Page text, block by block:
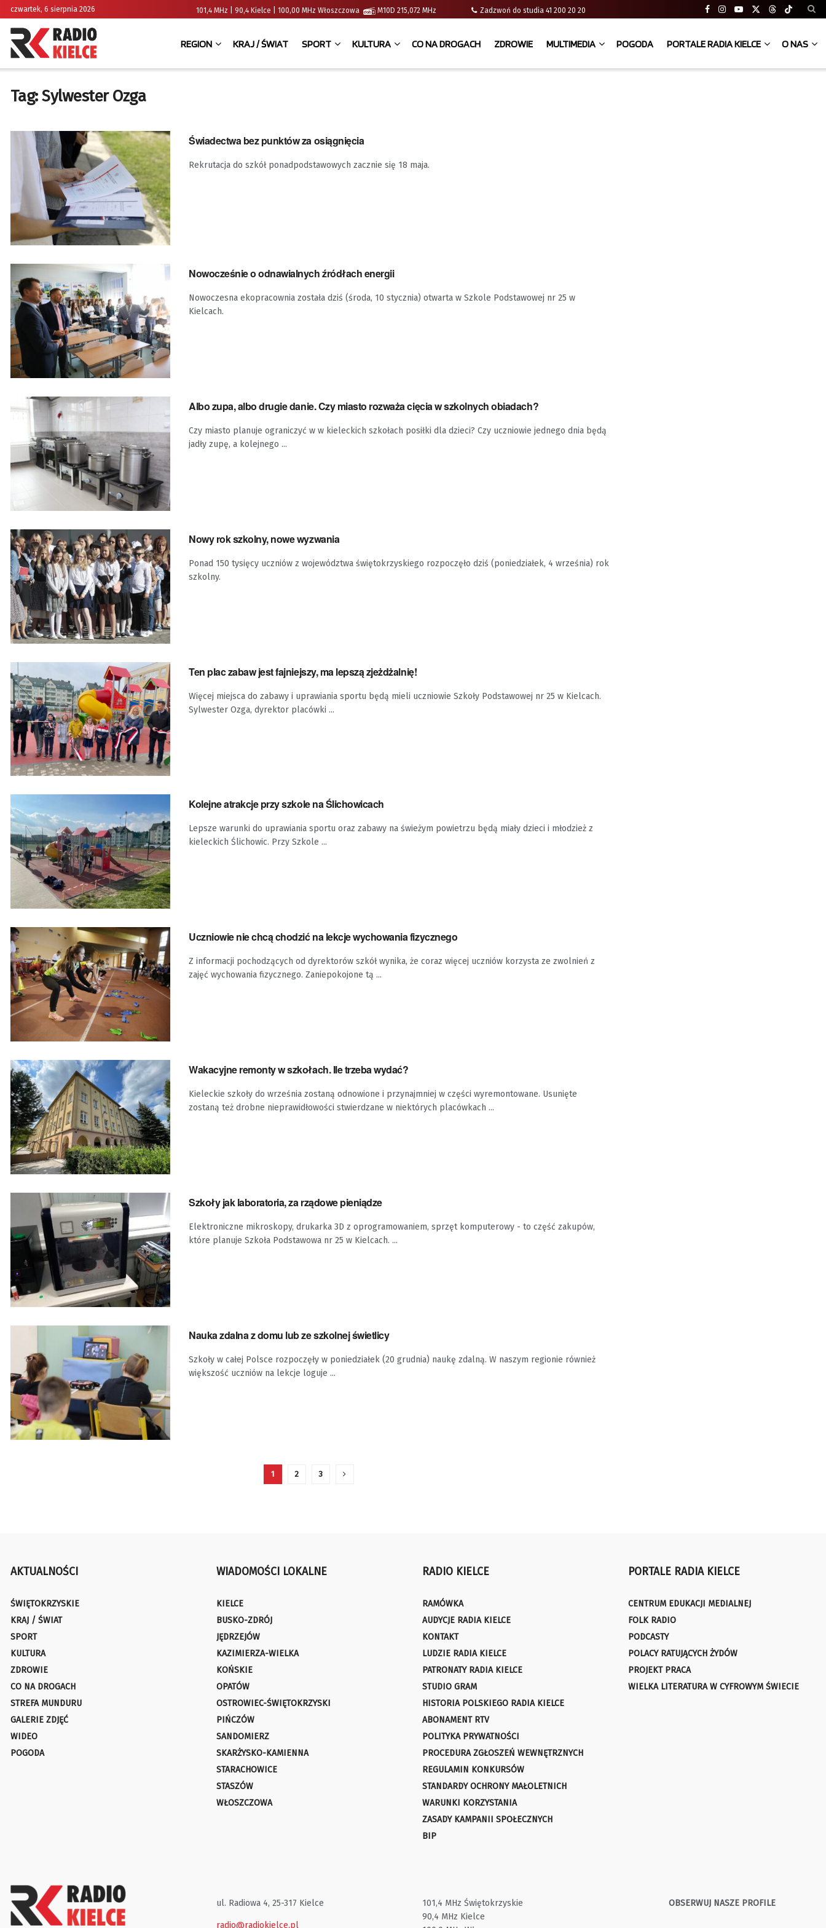
czwartek, 6 sierpnia 2026 101,4 MHz | 90,4 Kielce | 100,00 MHz Włoszczowa M10D 215,072 MHz Zadzwoń do studia 41 200 20 20
REGION KRAJ / ŚWIAT SPORT KULTURA CO NA DROGACH ZDROWIE MULTIMEDIA POGODA PORTALE RADIA KIELCE O NAS
Tag:Sylwester Ozga
Świadectwa bez punktów za osiągnięcia
Rekrutacja do szkół ponadpodstawowych zacznie się 18 maja.
Nowocześnie o odnawialnych źródłach energii
Nowoczesna ekopracownia została dziś (środa, 10 stycznia) otwarta w Szkole Podstawowej nr 25 w
Kielcach.
Albo zupa, albo drugie danie. Czy miasto rozważa cięcia w szkolnych obiadach?
Czy miasto planuje ograniczyć w w kieleckich szkołach posiłki dla dzieci? Czy uczniowie jednego dnia będą
jadły zupę, a kolejnego ...
Nowy rok szkolny, nowe wyzwania
Ponad 150 tysięcy uczniów z województwa świętokrzyskiego rozpoczęło dziś (poniedziałek, 4 września) rok
szkolny.
Ten plac zabaw jest fajniejszy, ma lepszą zjeżdżalnię!
Więcej miejsca do zabawy i uprawiania sportu będą mieli uczniowie Szkoły Podstawowej nr 25 w Kielcach.
Sylwester Ozga, dyrektor placówki ...
Kolejne atrakcje przy szkole na Ślichowicach
Lepsze warunki do uprawiania sportu oraz zabawy na świeżym powietrzu będą miały dzieci i młodzież z
kieleckich Ślichowic. Przy Szkole ...
Uczniowie nie chcą chodzić na lekcje wychowania fizycznego
Z informacji pochodzących od dyrektorów szkół wynika, że coraz więcej uczniów korzysta ze zwolnień z
zajęć wychowania fizycznego. Zaniepokojone tą ...
Wakacyjne remonty w szkołach. Ile trzeba wydać?
Kieleckie szkoły do września zostaną odnowione i przynajmniej w części wyremontowane. Usunięte
zostaną też drobne nieprawidłowości stwierdzane w niektórych placówkach ...
Szkoły jak laboratoria, za rządowe pieniądze
Elektroniczne mikroskopy, drukarka 3D z oprogramowaniem, sprzęt komputerowy - to część zakupów,
które planuje Szkoła Podstawowa nr 25 w Kielcach. ...
Nauka zdalna z domu lub ze szkolnej świetlicy
Szkoły w całej Polsce rozpoczęły w poniedziałek (20 grudnia) naukę zdalną. W naszym regionie również
większość uczniów na lekcje loguje ...
1 2 3
AKTUALNOŚCI
ŚWIĘTOKRZYSKIE
KRAJ / ŚWIAT
SPORT
KULTURA
ZDROWIE
CO NA DROGACH
STREFA MUNDURU
GALERIE ZDJĘĆ
WIDEO
POGODA
WIADOMOŚCI LOKALNE
KIELCE
BUSKO-ZDRÓJ
JĘDRZEJÓW
KAZIMIERZA-WIELKA
KOŃSKIE
OPATÓW
OSTROWIEC-ŚWIĘTOKRZYSKI
PIŃCZÓW
SANDOMIERZ
SKARŻYSKO-KAMIENNA
STARACHOWICE
STASZÓW
WŁOSZCZOWA
RADIO KIELCE
RAMÓWKA
AUDYCJE RADIA KIELCE
KONTAKT
LUDZIE RADIA KIELCE
PATRONATY RADIA KIELCE
STUDIO GRAM
HISTORIA POLSKIEGO RADIA KIELCE
ABONAMENT RTV
POLITYKA PRYWATNOŚCI
PROCEDURA ZGŁOSZEŃ WEWNĘTRZNYCH
REGULAMIN KONKURSÓW
STANDARDY OCHRONY MAŁOLETNICH
WARUNKI KORZYSTANIA
ZASADY KAMPANII SPOŁECZNYCH
BIP
PORTALE RADIA KIELCE
CENTRUM EDUKACJI MEDIALNEJ
FOLK RADIO
PODCASTY
POLACY RATUJĄCYCH ŻYDÓW
PROJEKT PRACA
WIELKA LITERATURA W CYFROWYM ŚWIECIE
ul. Radiowa 4, 25-317 Kielce
radio@radiokielce.pl
101,4 MHz Świętokrzyskie
90,4 MHz Kielce
OBSERWUJ NASZE PROFILE